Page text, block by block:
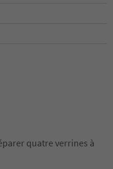
quatre verrines à